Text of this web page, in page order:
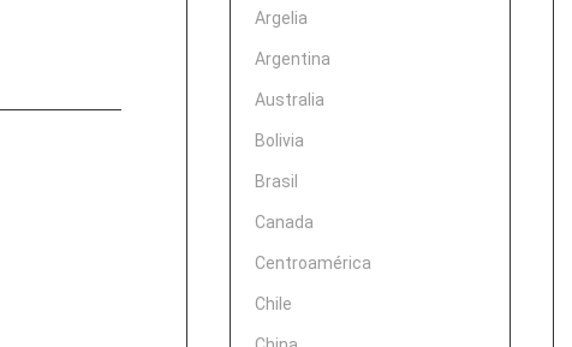
Argelia
Argentina
Australia
Bolivia
Brasil
Canada
Centroamérica
Chile